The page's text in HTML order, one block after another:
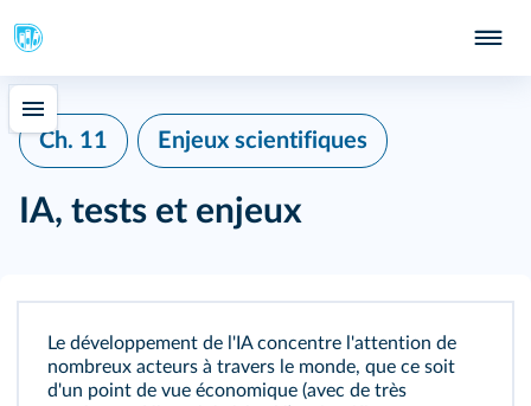
Ch. 11 Enjeux scientifiques
IA, tests et enjeux
Le développement de l'IA concentre l'attention de
nombreux acteurs à travers le monde, que ce soit
d'un point de vue économique (avec de très